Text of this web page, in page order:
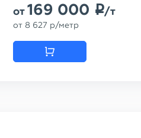
от169 000 p/т
от 8 627 p/метр